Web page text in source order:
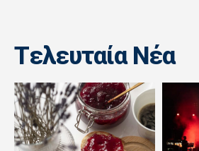
Tελευταία Nέα